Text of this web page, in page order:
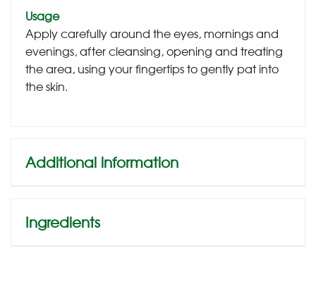
Usage
Apply carefully around the eyes, mornings and
evenings, after cleansing, opening and treating
the area, using your fingertips to gently pat into
the skin.
Additional information
Ingredients